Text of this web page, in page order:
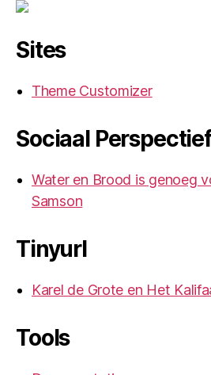
Sites
Theme Customizer
Sociaal Perspectief
Water en Brood is genoeg
Samson
Tinyurl
Karel de Grote en Het
Tools